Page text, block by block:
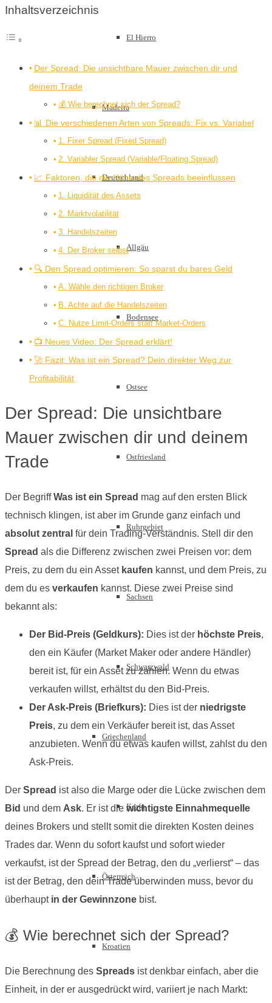
El Hierro
Madeira
Deutschland
Allgäu
Bodensee
Ostsee
Ostfriesland
Ruhrgebiet
Sachsen
Schwarzwald
Griechenland
Korfu
Österreich
Kroatien
Inhaltsverzeichnis
Der Spread: Die unsichtbare Mauer zwischen dir und
deinem Trade
💰 Wie berechnet sich der Spread?
📊 Die verschiedenen Arten von Spreads: Fix vs. Variabel
1. Fixer Spread (Fixed Spread)
2. Variabler Spread (Variable/Floating Spread)
📈 Faktoren, die die Höhe des Spreads beeinflussen
1. Liquidität des Assets
2. Marktvolatilität
3. Handelszeiten
4. Der Broker selbst
🔍 Den Spread optimieren: So sparst du bares Geld
A. Wähle den richtigen Broker
B. Achte auf die Handelszeiten
C. Nutze Limit-Orders statt Market-Orders
📺 Neues Video: Der Spread erklärt!
🚀 Fazit: Was ist ein Spread? Dein direkter Weg zur
Profitabilität
Der Spread: Die unsichtbare
Mauer zwischen dir und deinem
Trade
Der BegriffWas ist ein Spread mag auf den ersten Blick
technisch klingen, ist aber im Grunde ganz einfach und
absolut zentral für dein Trading-Verständnis. Stell dir den
Spread als die Differenz zwischen zwei Preisen vor: dem
Preis, zu dem du ein Asset kaufen kannst, und dem Preis, zu
dem du es verkaufen kannst. Diese zwei Preise sind
bekannt als:
Der Bid-Preis (Geldkurs): Dies ist der höchste Preis,
den ein Käufer (Market Maker oder andere Händler)
bereit ist, für ein Asset zu zahlen. Wenn du etwas
verkaufen willst, erhältst du den Bid-Preis.
Der Ask-Preis (Briefkurs): Dies ist der niedrigste
Preis, zu dem ein Verkäufer bereit ist, das Asset
anzubieten. Wenn du etwas kaufen willst, zahlst du den
Ask-Preis.
Der Spread ist also die Marge oder die Lücke zwischen dem
Bid und dem Ask. Er ist die wichtigste Einnahmequelle
deines Brokers und stellt somit die direkten Kosten deines
Trades dar. Wenn du sofort kaufst und sofort wieder
verkaufst, ist der Spread der Betrag, den du „verlierst“ – das
ist der Betrag, den dein Trade überwinden muss, bevor du
überhaupt in der Gewinnzone bist.
💰 Wie berechnet sich der Spread?
Die Berechnung des Spreads ist denkbar einfach, aber die
Einheit, in der er ausgedrückt wird, variiert je nach Markt: